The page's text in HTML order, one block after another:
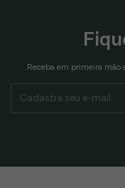
Receba em primeira mão